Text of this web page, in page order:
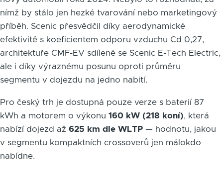
nímž by stálo jen hezké tvarování nebo marketingový
příběh. Scenic přesvědčil díky aerodynamické
efektivitě s koeficientem odporu vzduchu Cd 0,27,
architektuře CMF-EV sdílené se Scenic E-Tech Electric,
ale i díky výraznému posunu oproti průměru
segmentu v dojezdu na jedno nabití.
Pro český trh je dostupná pouze verze s baterií 87
kWh a motorem o výkonu 160 kW (218 koní), která
nabízí dojezd až 625 km dle WLTP — hodnotu, jakou
v segmentu kompaktních crossoverů jen málokdo
nabídne.